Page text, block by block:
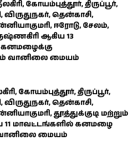
கோயம்புத்தூர், திருப்பூர்,
தென்காசி,
ஈரோடு, சேலம்,
ஆகிய 13
கனமழைக்கு
வானிலை மையம்
கோயம்புத்தூர், திருப்பூர்,
தென்காசி,
தூத்துக்குடி மற்றும்
11 மாவட்டங்களில் கனமழை
மையம்